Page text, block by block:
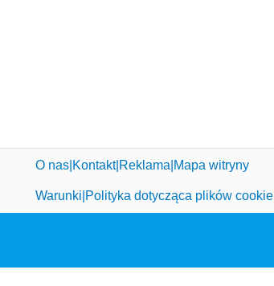
O nas Kontakt Reklama Mapa witryny
Warunki Polityka dotycząca plików cookie